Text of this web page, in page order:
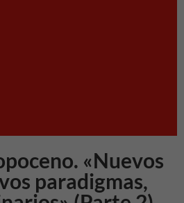
«Nuevos
paradigmas,